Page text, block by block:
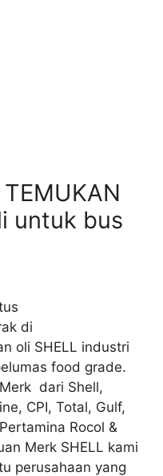
untuk bus
di
oli SHELL industri
food grade.
dari Shell,
CPI, Total, Gulf,
Rocol &
Merk SHELL kami
perusahaan yang